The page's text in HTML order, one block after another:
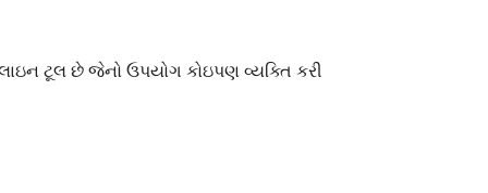
ટૂલ છે જેનો ઉપયોગ કોઇપણ વ્યક્તિ કરી